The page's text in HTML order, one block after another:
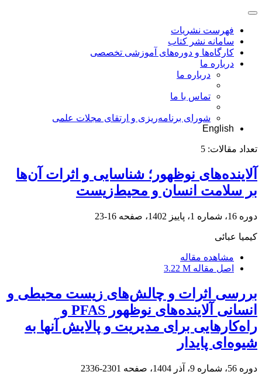
فهرست نشریات
سامانه نشر کتاب
کارگاه‌ها و دوره‌های آموزشی تخصصی
درباره ما
درباره ما
تماس با ما
شورای برنامه‌ریزی و ارتقای مجلات علمی
English
تعداد مقالات: 5
آلاینده‌های نوظهور؛ شناسایی و اثرات آن‌ها
بر سلامت انسان و محیط‌زیست
دوره 16، شماره 1، پاییز 1402، صفحه 16-23
کیمیا عبائی
مشاهده مقاله
اصل مقاله 3.22 M
بررسی اثرات و چالش‌های زیست محیطی و
انسانی آلاینده‌های نوظهور PFAS و
راه‌کارهایی برای مدیریت و پالایش آنها به
شیوه‌ای پایدار
دوره 56، شماره 9، آذر 1404، صفحه 2301-2336